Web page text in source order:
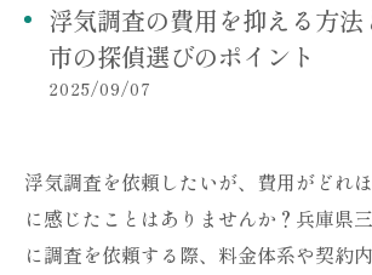
浮気調査の費用を抑える方
市の探偵選びのポイント
2025/09/07
浮気調査を依頼したいが、費用がどれ
に感じたことはありませんか？兵庫県
に調査を依頼する際、料金体系や契約